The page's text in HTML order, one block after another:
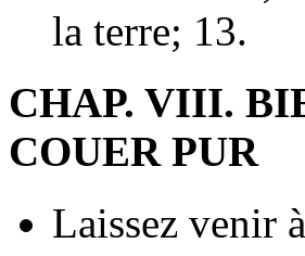
la terre; 13.
CHAP. VIII.
COUER PUR
Laissez venir